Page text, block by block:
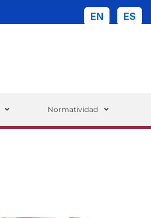
Normatividad
EN ES